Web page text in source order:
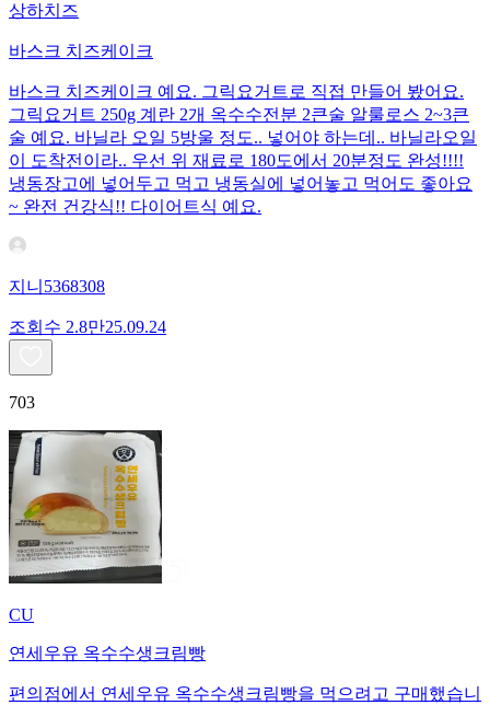
상하치즈
바스크 치즈케이크
바스크 치즈케이크 예요. 그릭요거트로 직접 만들어 봤어요.
그릭요거트 250g 계란 2개 옥수수전분 2큰술 알룰로스 2~3큰
술 예요. 바닐라 오일 5방울 정도.. 넣어야 하는데.. 바닐라오일
이 도착전이라.. 우선 위 재료로 180도에서 20분정도 완성!!!!
냉동장고에 넣어두고 먹고 냉동실에 넣어놓고 먹어도 좋아요
~ 완전 건강식!! 다이어트식 예요.
지니5368308
조회수 2.8만25.09.24
703
CU
연세우유 옥수수생크림빵
편의점에서 연세우유 옥수수생크림빵을 먹으려고 구매했습니